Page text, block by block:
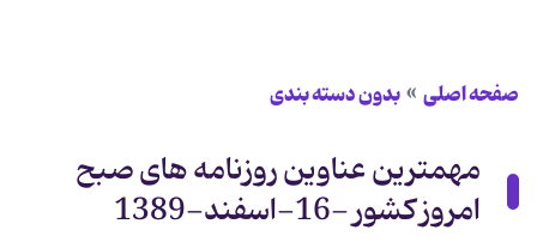
صفحه اصلی بدون دسته بندی
مهمترین عناوین روزنامه های صبح
امروز کشور -16-اسفند-1389